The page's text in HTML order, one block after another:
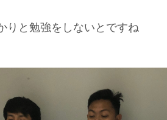
りと勉強をしないとですね